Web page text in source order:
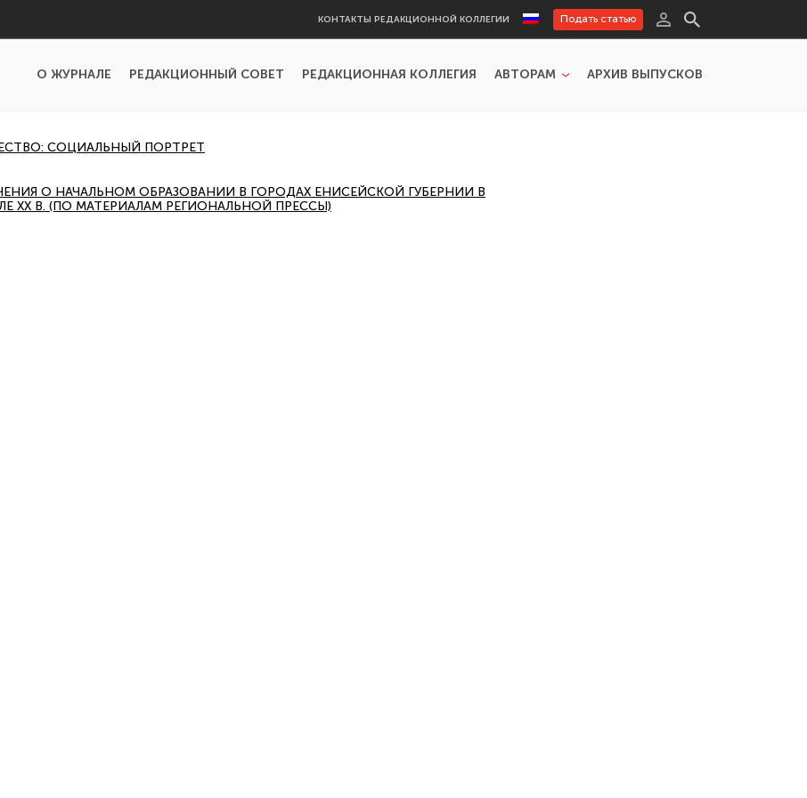
КОНТАКТЫ РЕДАКЦИОННОЙ КОЛЛЕГИИ Подать статью
О ЖУРНАЛЕ РЕДАКЦИОННЫЙ СОВЕТ РЕДАКЦИОННАЯ КОЛЛЕГИЯ АВТОРАМ АРХИВ ВЫПУСКОВ
СОЦИАЛЬНЫЙ ПОРТРЕТ
О НАЧАЛЬНОМ ОБРАЗОВАНИИ В ГОРОДАХ ЕНИСЕЙСКОЙ ГУБЕРНИИ В
ХХ В. (ПО МАТЕРИАЛАМ РЕГИОНАЛЬНОЙ ПРЕССЫ)